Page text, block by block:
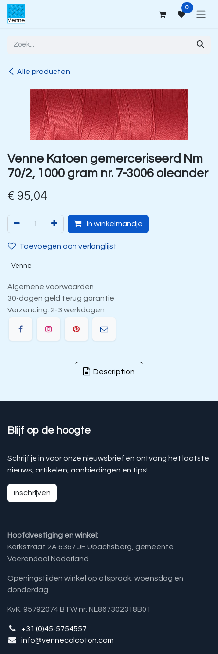
Overslaan naar inhoud 0
Alle producten
Venne Katoen gemerceriseerd Nm
70/2, 1000 gram nr. 7-3006 oleander
€ 95,04
In winkelmandje
Toevoegen aan verlanglijst
Venne
Algemene voorwaarden
30-dagen geld terug garantie
Verzending: 2-3 werkdagen
Description
Blijf op de hoogte
Schrijf je in voor onze nieuwsbrief en ontvang het laatste
nieuws, artikelen, aanbiedingen en tips!
Inschrijven
Hoofdvestiging en winkel:
Kerkstraat 2A 6367 JE Ubachsberg, gemeente
Voerendaal Nederland
Openingstijden winkel op afspraak: woensdag en
donderdag.
KvK: 95792074 BTW nr: NL867302318B01
+31 (0)45-5754557
info@vennecolcoton.com